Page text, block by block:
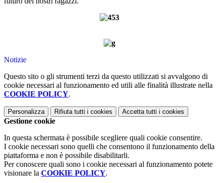
Notizie
Questo sito o gli strumenti terzi da questo utilizzati si avvalgono di
cookie necessari al funzionamento ed utili alle finalità illustrate nella
COOKIE POLICY.
Personalizza Rifiuta tutti i cookies Accetta tutti i cookies
Gestione cookie
In questa schermata è possibile scegliere quali cookie consentire.
I cookie necessari sono quelli che consentono il funzionamento della
piattaforma e non è possibile disabilitarli.
Per conoscere quali sono i cookie necessari al funzionamento potete
visionare la COOKIE POLICY.